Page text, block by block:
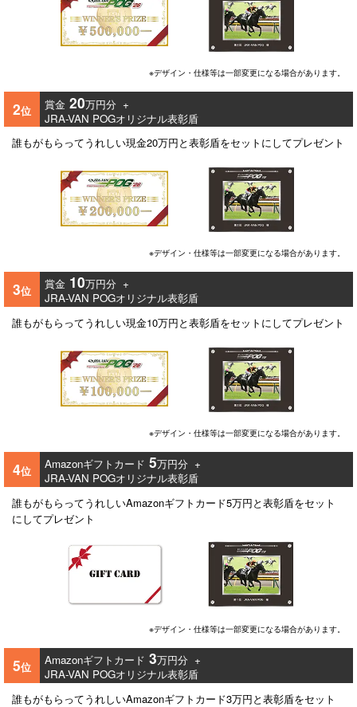
※デザイン・仕様等は一部変更になる場合があります。
2位 賞金 20万円分 +
JRA-VAN POGオリジナル表彰盾
誰もがもらってうれしい現金20万円と表彰盾をセットにしてプレゼント
※デザイン・仕様等は一部変更になる場合があります。
3位 賞金 10万円分 +
JRA-VAN POGオリジナル表彰盾
誰もがもらってうれしい現金10万円と表彰盾をセットにしてプレゼント
※デザイン・仕様等は一部変更になる場合があります。
4位 Amazonギフトカード 5万円分 +
JRA-VAN POGオリジナル表彰盾
誰もがもらってうれしいAmazonギフトカード5万円と表彰盾をセット
にしてプレゼント
※デザイン・仕様等は一部変更になる場合があります。
5位 Amazonギフトカード 3万円分 +
JRA-VAN POGオリジナル表彰盾
誰もがもらってうれしいAmazonギフトカード3万円と表彰盾をセット